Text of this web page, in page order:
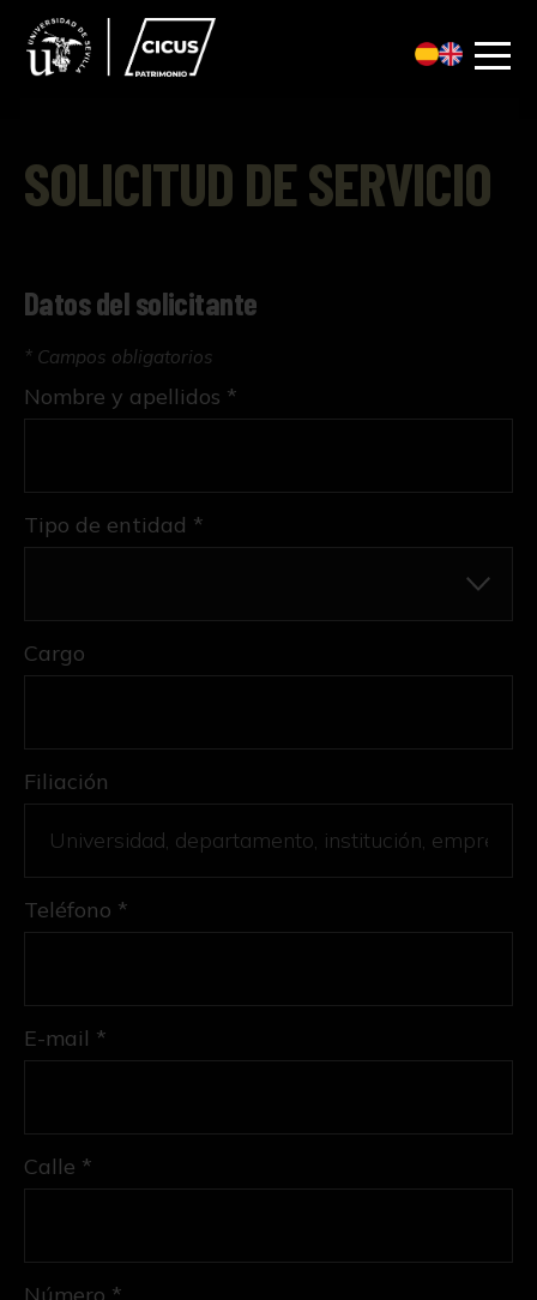
SOLICITUD DE SERVICIO
Datos del solicitante
* Campos obligatorios
Tipo de entidad *
Nombre y apellidos *
Cargo
Filiación
Teléfono *
E-mail *
Calle *
Número *